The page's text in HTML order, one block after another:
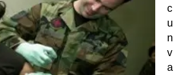
c
u
n
v
a